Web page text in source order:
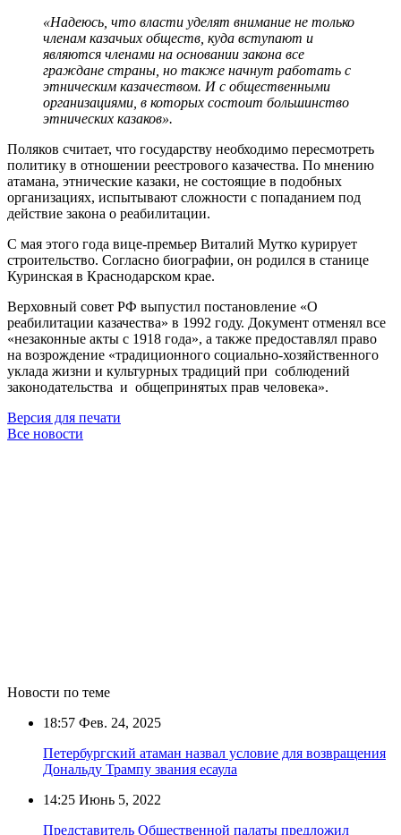
«Надеюсь, что власти уделят внимание не только
членам казачьих обществ, куда вступают и
являются членами на основании закона все
граждане страны, но также начнут работать с
этническим казачеством. И с общественными
организациями, в которых состоит большинство
этнических казаков».
Поляков считает, что государству необходимо пересмотреть
политику в отношении реестрового казачества. По мнению
атамана, этнические казаки, не состоящие в подобных
организациях, испытывают сложности с попаданием под
действие закона о реабилитации.
С мая этого года вице-премьер Виталий Мутко курирует
строительство. Согласно биографии, он родился в станице
Куринская в Краснодарском крае.
Верховный совет РФ выпустил постановление «О
реабилитации казачества» в 1992 году. Документ отменял все
«незаконные акты с 1918 года», а также предоставлял право
на возрождение «традиционного социально-хозяйственного
уклада жизни и культурных традиций при соблюдений
законодательства и общепринятых прав человека».
Версия для печати
Все новости
Новости по теме
18:57 Фев. 24, 2025
Петербургский атаман назвал условие для возвращения
Дональду Трампу звания есаула
14:25 Июнь 5, 2022
Представитель Общественной палаты предложил